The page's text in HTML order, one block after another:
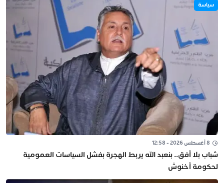
سياسة
8 أغسطس 2026 - 12:58
شباب بلا أفق.. بنعبد الله يربط الهجرة بفشل السياسات العمومية
لحكومة أخنوش